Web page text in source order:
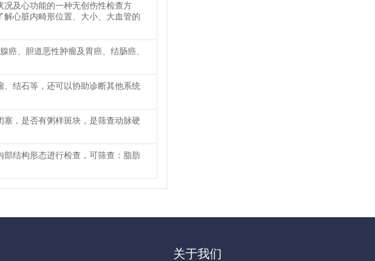
及心功能的一种无创伤性检查方
心脏内畸形位置、大小、大血管的
癌、胆道恶性肿瘤及胃癌、结肠癌、
结石等，还可以协助诊断其他系统
，是否有粥样斑块，是筛查动脉硬
结构形态进行检查，可筛查：脂肪
关于我们